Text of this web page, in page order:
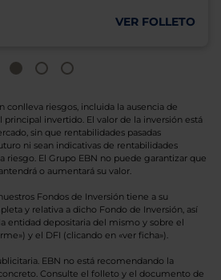
VER FOLLETO
conlleva riesgos, incluida la ausencia de
invertido. El valor de la inversión está
sin que rentabilidades pasadas
ni sean indicativas de rentabilidades
riesgo. El Grupo EBN no puede garantizar que
o aumentará su valor.
Fondos de Inversión tiene a su
y relativa a dicho Fondo de Inversión, así
entidad depositaria del mismo y sobre el
y el DFI (clicando en «ver ficha»).
EBN no está recomendando la
Consulte el folleto y el documento de